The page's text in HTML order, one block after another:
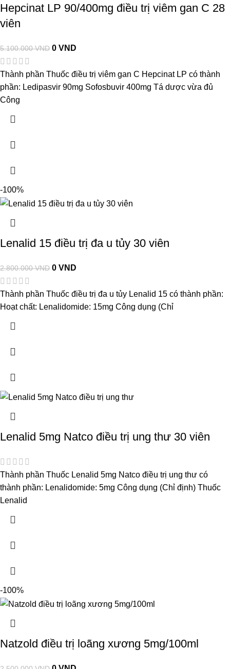
Hepcinat LP 90/400mg điều trị viêm gan C 28
viên
5.100.000VND 0VND
Thành phần Thuốc điều trị viêm gan C Hepcinat LP có thành
phần: Ledipasvir 90mg Sofosbuvir 400mg Tá dược vừa đủ
Công
-100%
Lenalid 15 điều trị đa u tủy 30 viên
2.800.000VND 0VND
Thành phần Thuốc điều trị đa u tủy Lenalid 15 có thành phần:
Hoạt chất: Lenalidomide: 15mg Công dụng (Chỉ
Lenalid 5mg Natco điều trị ung thư 30 viên
Thành phần Thuốc Lenalid 5mg Natco điều trị ung thư có
thành phần: Lenalidomide: 5mg Công dụng (Chỉ định) Thuốc
Lenalid
-100%
Natzold điều trị loãng xương 5mg/100ml